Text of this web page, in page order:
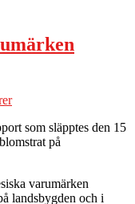
som släpptes den 15
på
varumärken
landsbygden och i